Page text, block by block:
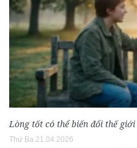
Lòng tốt có thể biến đổi thế giới
Thứ Ba 21.04.2026